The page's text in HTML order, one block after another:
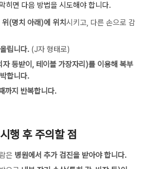
히면 다음 방법을 시도해야 합니다.
(명치 아래)에 위치시키고, 다른 손으로 감
립니다. (J자 형태로)
자 등받이, 테이블 가장자리)를 이용해 복부
합니다.
까지 반복합니다.
행 후 주의할 점
은 병원에서 추가 검진을 받아야 합니다.